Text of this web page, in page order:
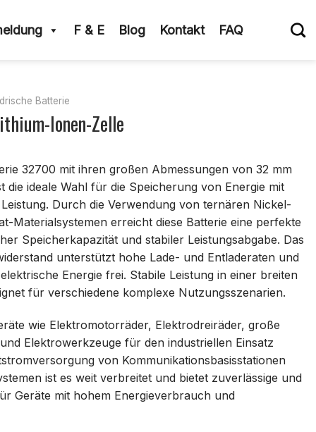
F & E Blog Kontakt FAQ
Batterie
Ionen-Zelle
32700 mit ihren großen Abmessungen von 32 mm
die ideale Wahl für die Speicherung von Energie mit
Durch die Verwendung von ternären Nickel-
Materialsystemen erreicht diese Batterie eine perfekte
Speicherkapazität und stabiler Leistungsabgabe. Das
unterstützt hohe Lade- und Entladeraten und
Energie frei. Stabile Leistung in einer breiten
für verschiedene komplexe Nutzungsszenarien.
wie Elektromotorräder, Elektrodreiräder, große
Elektrowerkzeuge für den industriellen Einsatz
von Kommunikationsbasisstationen
ist es weit verbreitet und bietet zuverlässige und
Geräte mit hohem Energieverbrauch und